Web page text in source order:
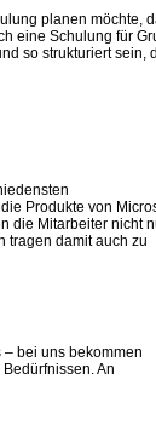
planen möchte,
eine Schulung für
so strukturiert sein,
Produkte von
die Mitarbeiter nicht
tragen damit auch zu
bei uns bekommen
An